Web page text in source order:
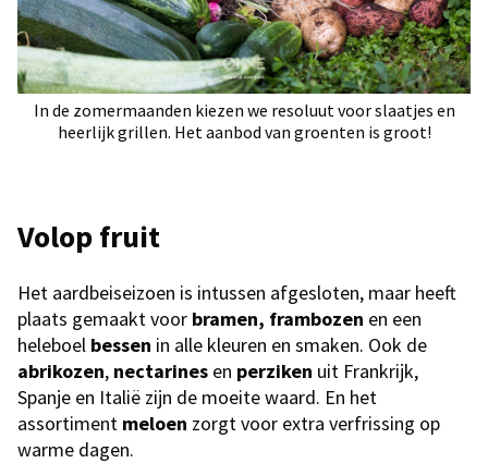
In de zomermaanden kiezen we resoluut voor slaatjes en
heerlijk grillen. Het aanbod van groenten is groot!
Volop fruit
Het aardbeiseizoen is intussen afgesloten, maar heeft
plaats gemaakt voor bramen, frambozen en een
heleboel bessen in alle kleuren en smaken. Ook de
abrikozen, nectarines en perziken uit Frankrijk,
Spanje en Italië zijn de moeite waard. En het
assortiment meloen zorgt voor extra verfrissing op
warme dagen.